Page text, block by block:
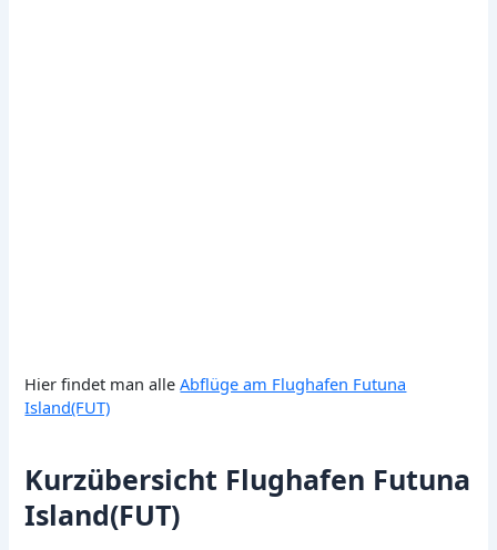
Hier findet man alleAbflüge am Flughafen Futuna
Island(FUT)
Kurzübersicht Flughafen Futuna
Island(FUT)